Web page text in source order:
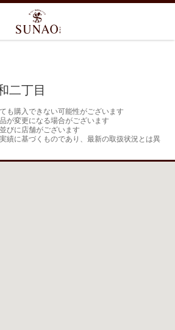
二丁目
も購入できない可能性がございます
が変更になる場合がございます
びに店舗がございます
績に基づくものであり、最新の取扱状況とは異